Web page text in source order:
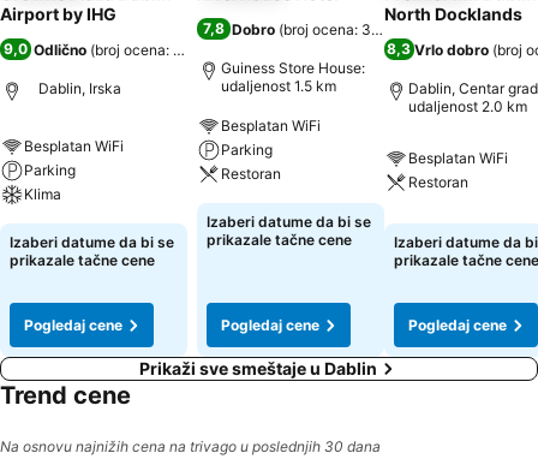
Airport by IHG
9,0 Odlično (broj ocena: 14.418
Dablin, Irska
Besplatan WiFi
Parking
Klima
Izaberi datume da bi se
prikazale tačne cene
Pogledaj cene
7,8 Dobro (broj ocena: 3.033
Guiness Store House:
udaljenost 1.5 km
Besplatan WiFi
Parking
Restoran
Izaberi datume da bi se
prikazale tačne cene
Pogledaj cene
North Docklands
8,3Vrlo dobro (broj
Dablin, Centar
udaljenost 2.0 km
Besplatan WiFi
Restoran
Izaberi datume da
prikazale tačne cene
Pogledaj cene
Prikaži sve smeštaje u Dablin
Trend cene
Na osnovu najnižih cena na trivago u poslednjih 30 dana